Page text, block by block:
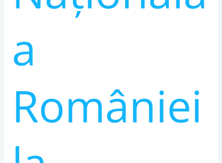
a
României
tradiționale